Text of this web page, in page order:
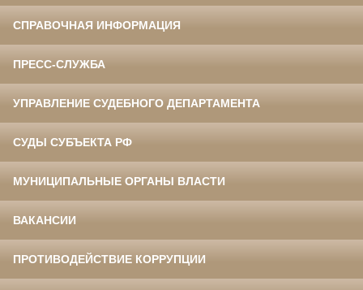
СПРАВОЧНАЯ ИНФОРМАЦИЯ
ПРЕСС-СЛУЖБА
УПРАВЛЕНИЕ СУДЕБНОГО ДЕПАРТАМЕНТА
СУДЫ СУБЪЕКТА РФ
МУНИЦИПАЛЬНЫЕ ОРГАНЫ ВЛАСТИ
ВАКАНСИИ
ПРОТИВОДЕЙСТВИЕ КОРРУПЦИИ